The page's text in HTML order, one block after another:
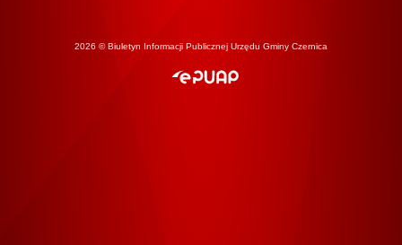
2026 © Biuletyn Informacji Publicznej Urzędu Gminy Czernica